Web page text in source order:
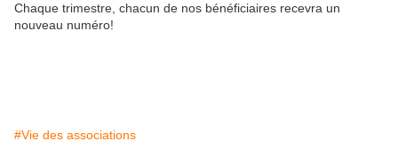
Chaque trimestre, chacun de nos bénéficiaires recevra un
nouveau numéro!
#Vie des associations